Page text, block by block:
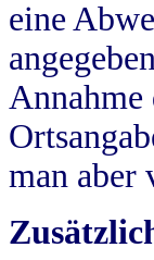
eine
man aber